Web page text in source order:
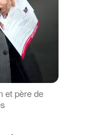
et père de